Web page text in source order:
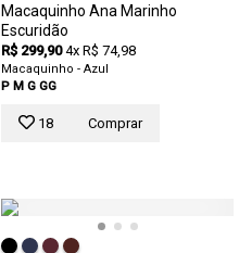
Macaquinho Ana Marinho
Escuridão
R$ 299,90 4x R$ 74,98
Macaquinho - Azul
P M G GG
18 Comprar